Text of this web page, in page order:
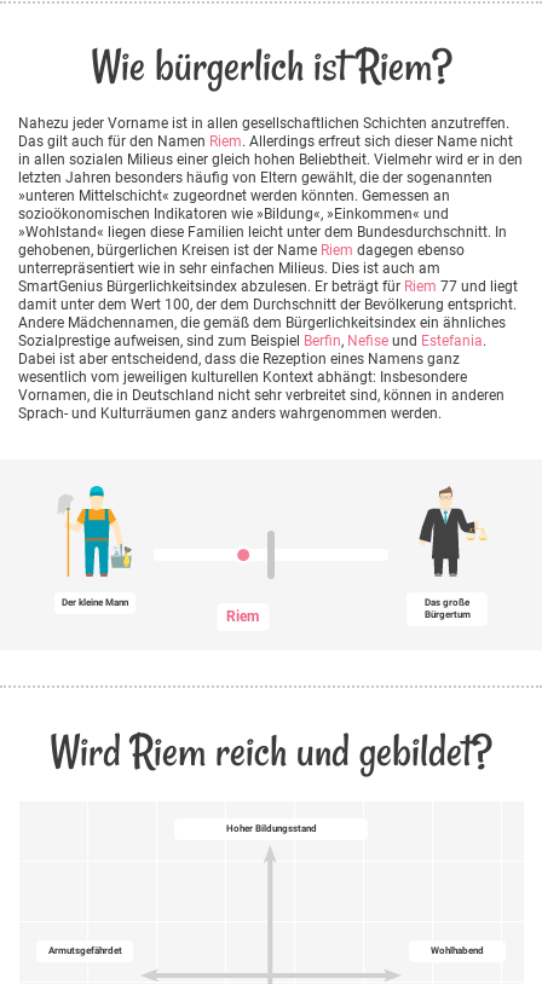
Wie bürgerlich ist Riem?
Nahezu jeder Vorname ist in allen gesellschaftlichen Schichten anzutreffen.
Das gilt auch für den Namen Riem. Allerdings erfreut sich dieser Name nicht
in allen sozialen Milieus einer gleich hohen Beliebtheit. Vielmehr wird er in den
letzten Jahren besonders häufig von Eltern gewählt, die der sogenannten
»unteren Mittelschicht« zugeordnet werden könnten. Gemessen an
sozioökonomischen Indikatoren wie »Bildung«, »Einkommen« und
»Wohlstand« liegen diese Familien leicht unter dem Bundesdurchschnitt. In
gehobenen, bürgerlichen Kreisen ist der Name Riem dagegen ebenso
unterrepräsentiert wie in sehr einfachen Milieus. Dies ist auch am
SmartGenius Bürgerlichkeitsindex abzulesen. Er beträgt für Riem 77 und liegt
damit unter dem Wert 100, der dem Durchschnitt der Bevölkerung entspricht.
Andere Mädchennamen, die gemäß dem Bürgerlichkeitsindex ein ähnliches
Sozialprestige aufweisen, sind zum Beispiel Berfin, Nefise und Estefania.
Dabei ist aber entscheidend, dass die Rezeption eines Namens ganz
wesentlich vom jeweiligen kulturellen Kontext abhängt: Insbesondere
Vornamen, die in Deutschland nicht sehr verbreitet sind, können in anderen
Sprach- und Kulturräumen ganz anders wahrgenommen werden.
Der kleine Mann
Riem
Das große
Bürgertum
Wird Riem reich und gebildet?
Hoher Bildungsstand
Wohlhabend
Armutsgefährdet